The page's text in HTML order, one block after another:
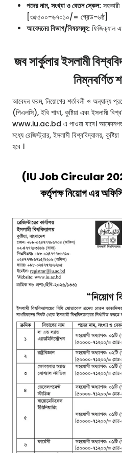
পদের নাম, সংখ্যা ও বেতন স্কেল:
[৩৫৫০০-৬৭০১০/= গ্রেড-৬ষ্ঠ]
আবেদনের বিভাগ/বিষয়সমূহ: ফিজিক্যাল
জব সার্কুলার ইসলামী
নিম্নবর্ণিত
আবেদন ফরম, নিয়োগের শর্তাবলী ও অন্যান্য
(পিএলসি), ইবি শাখা, কুষ্টিয়া এবং ইসলামী
www.iu.ac.bd এ পাওয়া যাবে।
মধ্যে রেজিস্ট্রার, ইসলামী বিশ্ববিদ্যালয়,
হবে ।
(IU Job Circular 2026)
কর্তৃপক্ষ নিয়োগ এর